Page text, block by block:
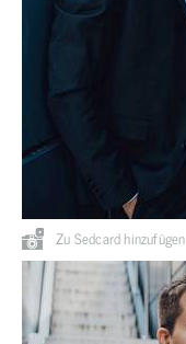
Zu Sedcard hinzufügen